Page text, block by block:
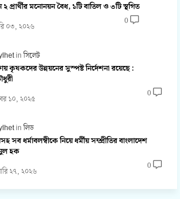
মনোনয়ন বৈধ, ১টি বাতিল ও ৩টি স্থগিত
০৩, ২০২৬
0
সিলেট
কৃষকদের উন্নয়নের সুস্পষ্ট নির্দেশনা রয়েছে :
১০, ২০২৫
0
লিড
সব ধর্মাবলম্বীকে নিয়ে ধর্মীয় সম্প্রীতির বাংলাদেশ
হক
২৭, ২০২৬
0